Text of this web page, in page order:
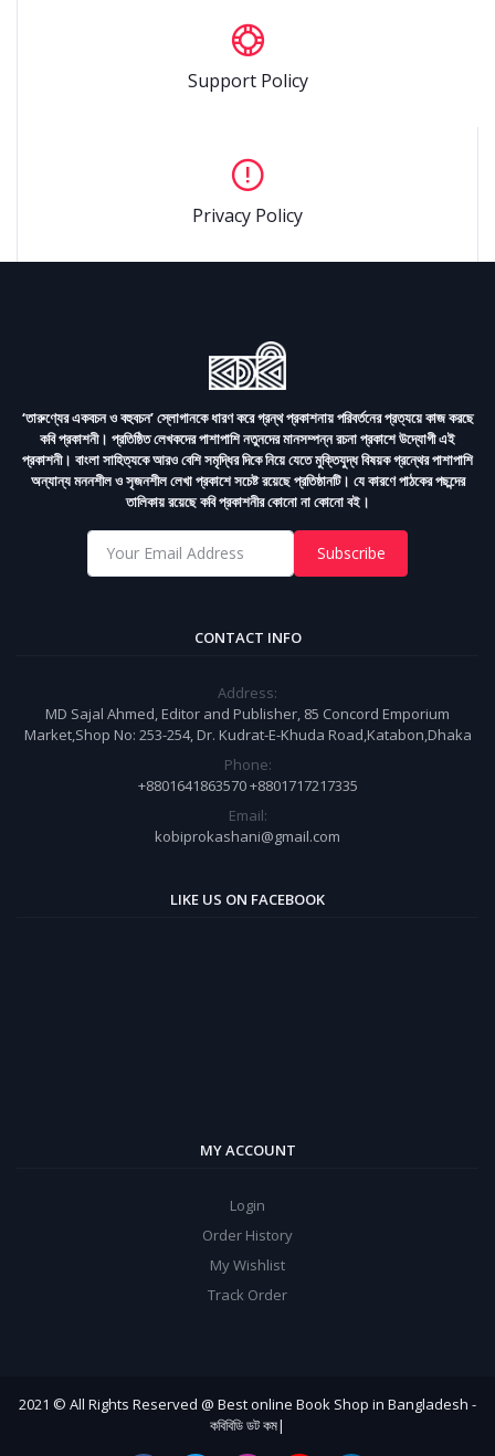
Support Policy
Privacy Policy
‘তারুণ্যের একবচন ও বহুবচন’ স্লোগানকে ধারণ করে গ্রন্থ প্রকাশনায় পরিবর্তনের প্রত্যয়ে কাজ করছে
কবি প্রকাশনী। প্রতিষ্ঠিত লেখকদের পাশাপাশি নতুনদের মানসম্পন্ন রচনা প্রকাশে উদ্যোগী এই
প্রকাশনী। বাংলা সাহিত্যকে আরও বেশি সমৃদ্ধির দিকে নিয়ে যেতে মুক্তিযুদ্ধ বিষয়ক গ্রন্থের পাশাপাশি
অন্যান্য মননশীল ও সৃজনশীল লেখা প্রকাশে সচেষ্ট রয়েছে প্রতিষ্ঠানটি। যে কারণে পাঠকের পছন্দের
তালিকায় রয়েছে কবি প্রকাশনীর কোনো না কোনো বই।
Subscribe
CONTACT INFO
Address:
MD Sajal Ahmed, Editor and Publisher, 85 Concord Emporium
Market,Shop No: 253-254, Dr. Kudrat-E-Khuda Road,Katabon,Dhaka
Phone:
+8801641863570 +8801717217335
Email:
kobiprokashani@gmail.com
LIKE US ON FACEBOOK
MY ACCOUNT
Login
Order History
My Wishlist
Track Order
2021 © All Rights Reserved @ Best online Book Shop in Bangladesh -
কবিবিডি ডট কম|